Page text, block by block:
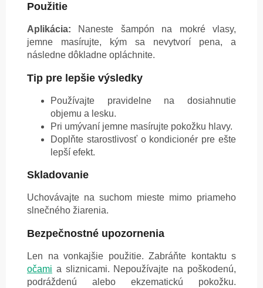
Použitie
Aplikácia: Naneste šampón na mokré vlasy,
jemne masírujte, kým sa nevytvorí pena, a
následne dôkladne opláchnite.
Tip pre lepšie výsledky
Používajte pravidelne na dosiahnutie
objemu a lesku.
Pri umývaní jemne masírujte pokožku hlavy.
Doplňte starostlivosť o kondicionér pre ešte
lepší efekt.
Skladovanie
Uchovávajte na suchom mieste mimo priameho
slnečného žiarenia.
Bezpečnostné upozornenia
Len na vonkajšie použitie. Zabráňte kontaktu s
očami a sliznicami. Nepoužívajte na poškodenú,
podráždenú alebo ekzematickú pokožku.